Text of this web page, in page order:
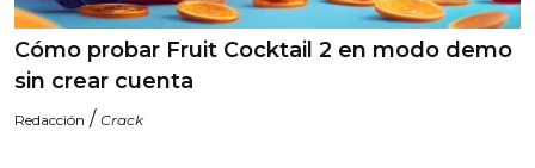
Cómo probar Fruit Cocktail 2 en modo demo
sin crear cuenta
Redacción / Crack